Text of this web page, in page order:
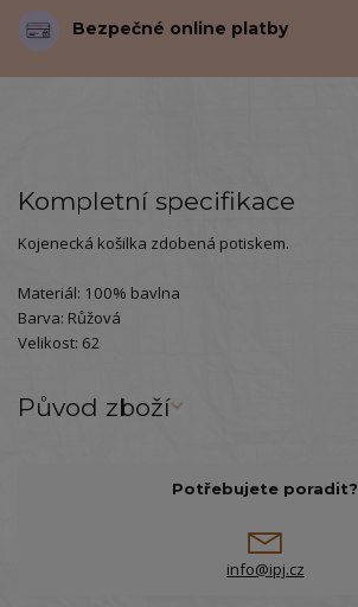
Bezpečné online platby
Kompletní specifikace
Kojenecká košilka zdobená potiskem.
Materiál: 100% bavlna
Barva: Růžová
Velikost: 62
Původ zboží
Potřebujete poradit?
info@ipj.cz